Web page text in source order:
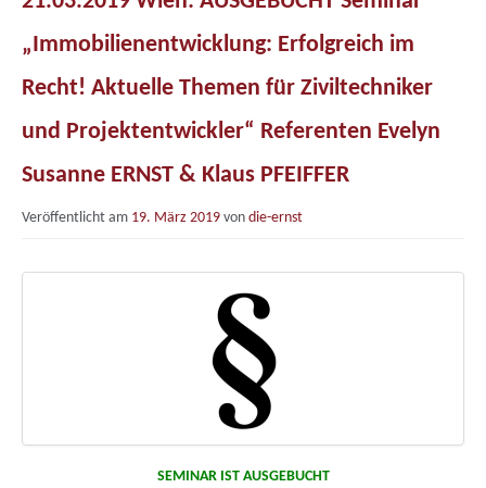
„Immobilienentwicklung: Erfolgreich im
Recht! Aktuelle Themen für Ziviltechniker
und Projektentwickler“ Referenten Evelyn
Susanne ERNST & Klaus PFEIFFER
Veröffentlicht am 19. März 2019 von die-ernst
SEMINAR IST AUSGEBUCHT